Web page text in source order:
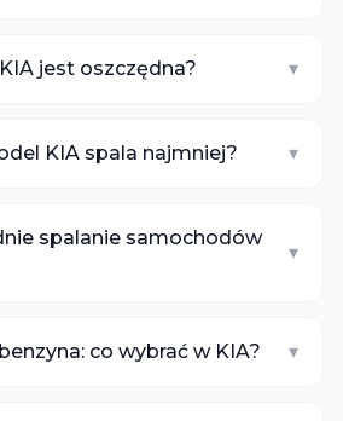
jest oszczędna? ▾
KIA spala najmniej? ▾
spalanie samochodów
▾
co wybrać w KIA? ▾